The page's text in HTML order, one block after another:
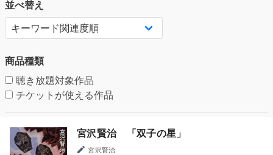
並べ替え
商品種類
聴き放題対象作品
チケットが使える作品
宮沢賢治 「双子の星」
宮沢賢治